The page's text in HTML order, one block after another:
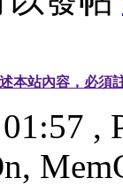
本站內容，必須
,